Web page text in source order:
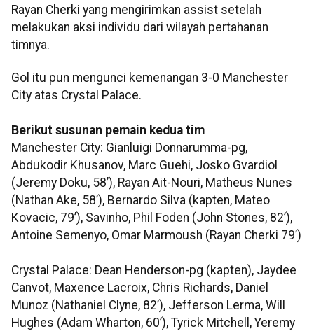
Rayan Cherki yang mengirimkan assist setelah
melakukan aksi individu dari wilayah pertahanan
timnya.
Gol itu pun mengunci kemenangan 3-0 Manchester
City atas Crystal Palace.
Berikut susunan pemain kedua tim
Manchester City: Gianluigi Donnarumma-pg,
Abdukodir Khusanov, Marc Guehi, Josko Gvardiol
(Jeremy Doku, 58’), Rayan Ait-Nouri, Matheus Nunes
(Nathan Ake, 58’), Bernardo Silva (kapten, Mateo
Kovacic, 79’), Savinho, Phil Foden (John Stones, 82’),
Antoine Semenyo, Omar Marmoush (Rayan Cherki 79’)
Crystal Palace: Dean Henderson-pg (kapten), Jaydee
Canvot, Maxence Lacroix, Chris Richards, Daniel
Munoz (Nathaniel Clyne, 82’), Jefferson Lerma, Will
Hughes (Adam Wharton, 60’), Tyrick Mitchell, Yeremy